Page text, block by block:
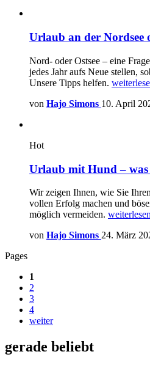
Urlaub an der Nordsee
Nord- oder Ostsee – eine
jedes Jahr aufs Neue stellen,
Unsere Tipps helfen.
von Hajo Simons 10. April
Hot
Urlaub mit Hund – was
Wir zeigen Ihnen, wie Sie
vollen Erfolg machen und
möglich vermeiden. weiterlesen
von Hajo Simons 24. März
Pages
1
2
3
4
weiter
gerade beliebt